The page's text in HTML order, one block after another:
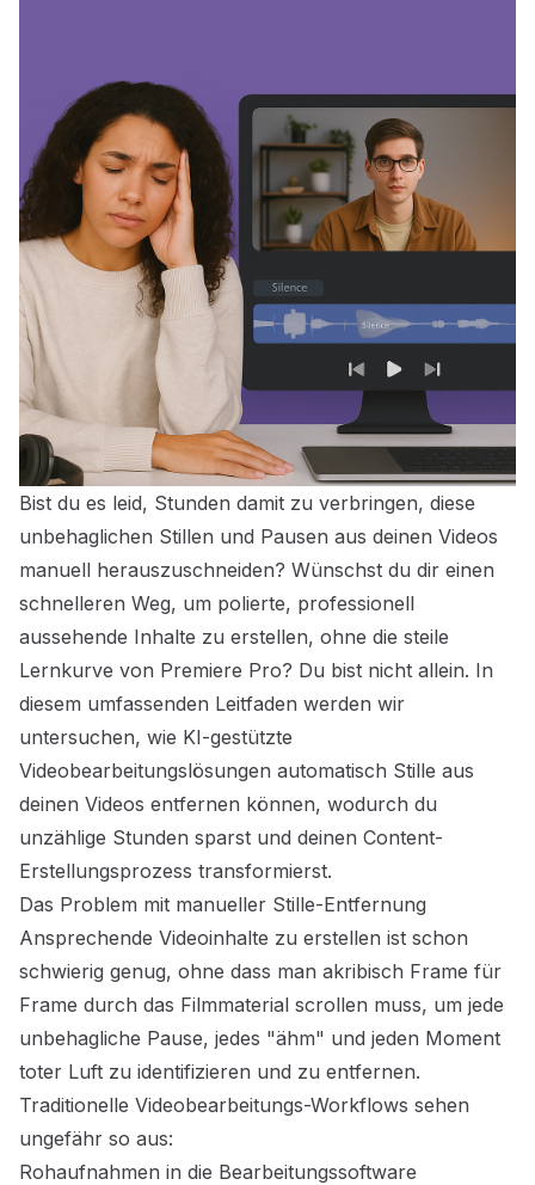
Bist du es leid, Stunden damit zu verbringen, diese
unbehaglichen Stillen und Pausen aus deinen Videos
manuell herauszuschneiden? Wünschst du dir einen
schnelleren Weg, um polierte, professionell
aussehende Inhalte zu erstellen, ohne die steile
Lernkurve von Premiere Pro? Du bist nicht allein. In
diesem umfassenden Leitfaden werden wir
untersuchen, wie KI-gestützte
Videobearbeitungslösungen automatisch Stille aus
deinen Videos entfernen können, wodurch du
unzählige Stunden sparst und deinen Content-
Erstellungsprozess transformierst.
Das Problem mit manueller Stille-Entfernung
Ansprechende Videoinhalte zu erstellen ist schon
schwierig genug, ohne dass man akribisch Frame für
Frame durch das Filmmaterial scrollen muss, um jede
unbehagliche Pause, jedes "ähm" und jeden Moment
toter Luft zu identifizieren und zu entfernen.
Traditionelle Videobearbeitungs-Workflows sehen
ungefähr so aus:
Rohaufnahmen in die Bearbeitungssoftware